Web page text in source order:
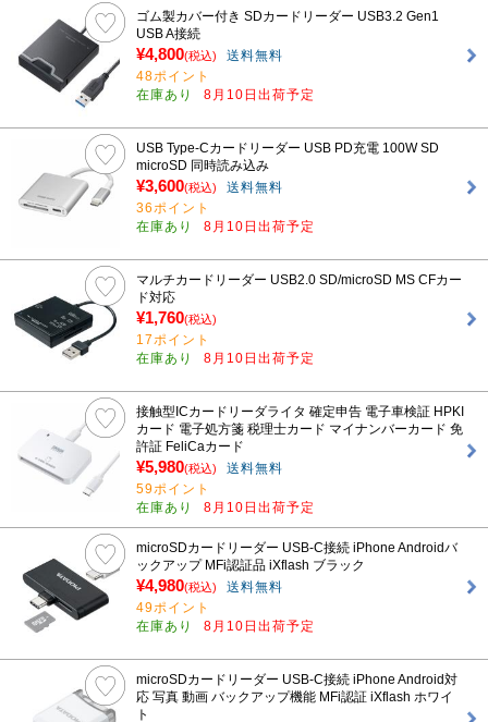
ゴム製カバー付き SDカードリーダー USB3.2 Gen1
USB A接続
¥4,800(税込)
送料無料
48ポイント
在庫あり
8月10日出荷予定
USB Type-Cカードリーダー USB PD充電 100W SD
microSD 同時読み込み
¥3,600(税込)
送料無料
36ポイント
在庫あり
8月10日出荷予定
マルチカードリーダー USB2.0 SD/microSD MS CFカー
ド対応
¥1,760(税込)
17ポイント
在庫あり
8月10日出荷予定
接触型ICカードリーダライタ 確定申告 電子車検証 HPKI
カード 電子処方箋 税理士カード マイナンバーカード 免
許証 FeliCaカード
¥5,980(税込)
送料無料
59ポイント
在庫あり
8月10日出荷予定
microSDカードリーダー USB-C接続 iPhone Androidバ
ックアップ MFi認証品 iXflash ブラック
¥4,980(税込)
送料無料
49ポイント
在庫あり
8月10日出荷予定
microSDカードリーダー USB-C接続 iPhone Android対
応 写真 動画 バックアップ機能 MFi認証 iXflash ホワイ
ト